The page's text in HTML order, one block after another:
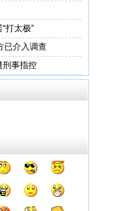
打太极”
已介入调查
刑事指控